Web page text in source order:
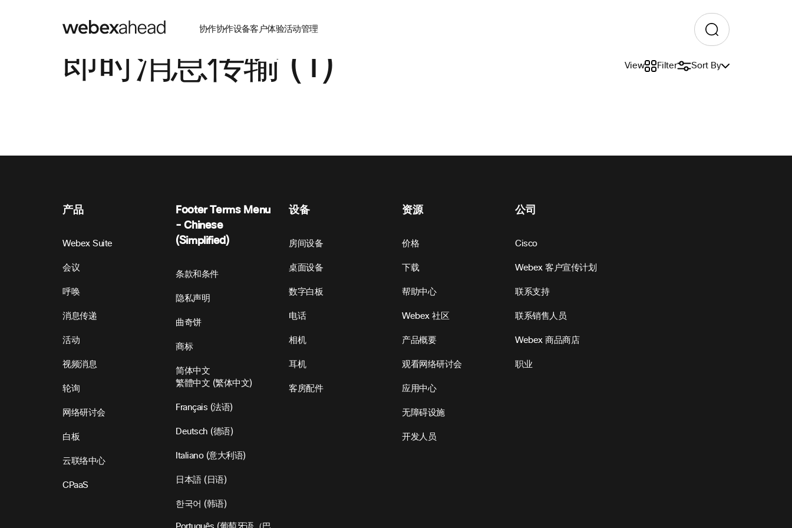
协作协作设备客户体验活动管理
即时消息传输 (1) View Filter Sort By
产品
Webex Suite
会议
呼唤
消息传递
活动
视频消息
轮询
网络研讨会
白板
云联络中心
CPaaS
Footer Terms Menu
- Chinese
(Simplified)
条款和条件
隐私声明
曲奇饼
商标
简体中文
繁體中文 (繁体中文)
Français (法语)
Deutsch (德语)
Italiano(意大利语)
日本語( 日语)
한국어 (韩语)
设备
房间设备
桌面设备
数字白板
电话
相机
耳机
客房配件
资源
价格
下载
帮助中心
Webex 社区
产品概要
观看网络研讨会
应用中心
无障碍设施
开发人员
公司
Cisco
Webex 客户宣传计划
联系支持
联系销售人员
Webex 商品商店
职业